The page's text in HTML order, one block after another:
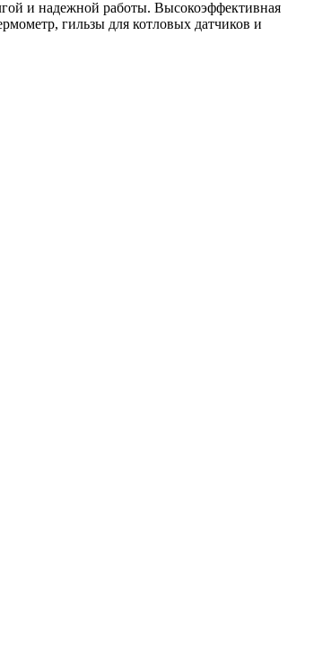
и надежной работы. Высокоэффективная
гильзы для котловых датчиков и